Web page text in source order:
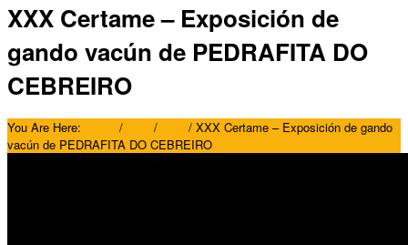
XXX Certame – Exposición de
gando vacún de PEDRAFITA DO
CEBREIRO
You Are Here: / / / XXX Certame – Exposición de gando
vacún de PEDRAFITA DO CEBREIRO